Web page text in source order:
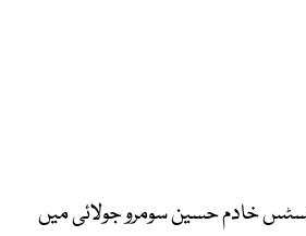
خادم حسین سومرو جولائی میں